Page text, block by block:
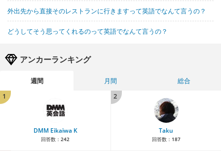
外出先から直接そのレストランに行きますって英語でなんて言うの？
どうしてそう思ってくれるのって英語でなんて言うの？
アンカーランキング
週間 月間
総合
1
DMM Eikaiwa K
回答数： 242
2
Taku
回答数： 187